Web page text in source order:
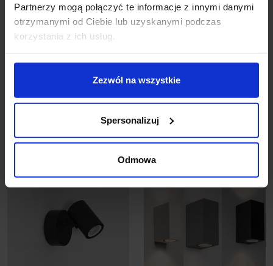
Partnerzy mogą połączyć te informacje z innymi danymi
otrzymanymi od Ciebie lub uzyskanymi podczas
korzystania z ich usług.
Zezwól na wszystkie
Spersonalizuj
Odmowa
Montaż w podłożu, sufitowy lub ścienny
Dodatkowe informacje:
Zobacz także
Promocja Wyprzedaż! Promocja